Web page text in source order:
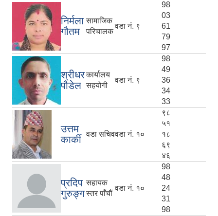
निर्मला
गौतम
सामाजिक
परिचालक
वडा नं. ९
98
03
61
79
97
श्रीधर
पौडेल
कार्यालय
सहयोगी
वडा नं. ९
98
49
36
34
33
उत्तम
कार्की वडा सचिववडा नं. १०
९८
५१
१८
६९
४६
प्रदिप
गुरुङ्ग
सहायक
स्तर पाँचौं
वडा नं. १०
98
48
24
31
98